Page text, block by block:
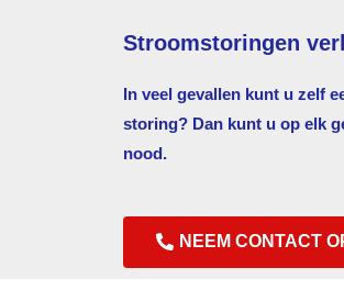
Stroomstoringen
In veel gevallen kunt u zelf
storing? Dan kunt u op elk
nood.
NEEM CONTACT